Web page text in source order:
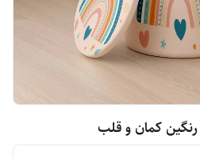
کمان و قلب